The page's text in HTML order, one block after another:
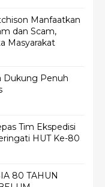
Manfaatkan
dan Scam,
Masyarakat
Dukung Penuh
Tim Ekspedisi
HUT Ke-80
80 TAHUN